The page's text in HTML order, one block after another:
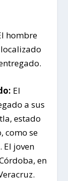
hombre
El
a sus
estado
como se
El joven
en